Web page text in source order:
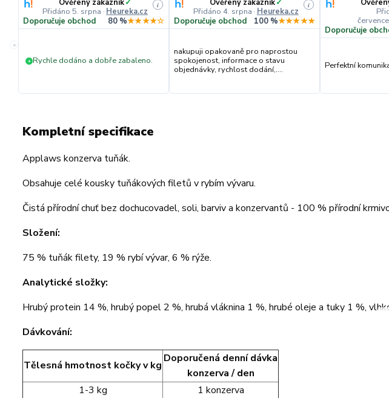
«
Ověřený zákazník✓
Přidáno 5. srpna · Heureka.cz
i
Doporučuje obchod 80 %★★★★☆
+ Rychle dodáno a dobře zabaleno.
Ověřený zákazník✓
Přidáno 4. srpna · Heureka.cz
i
Doporučuje obchod 100 %★★★★★
nakupuji opakovaně pro naprostou
spokojenost, informace o stavu
objednávky, rychlost dodání,....
července
Doporučuje
Perfektní
Kompletní specifikace
Applaws konzerva tuňák.
Obsahuje celé kousky tuňákových filetů v rybím vývaru.
Čistá přírodní chuť bez dochucovadel, soli, barviv a konzervantů - 100 % přírodní
Složení:
75 % tuňák filety, 19 % rybí vývar, 6 % rýže.
Analytické složky:
Hrubý protein 14 %, hrubý popel 2 %, hrubá vláknina 1 %, hrubé oleje a tuky 1 %,
Dávkování:
Tělesná hmotnost kočky v kg
Doporučená denní dávka
konzerva / den
1-3 kg
1 konzerva